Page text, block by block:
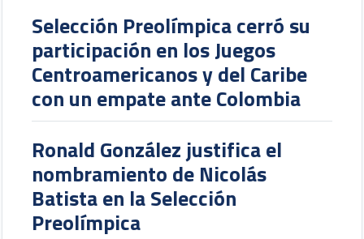
Selección Preolímpica cerró su
participación en los Juegos
Centroamericanos y del Caribe
con un empate ante Colombia
Ronald González justifica el
nombramiento de Nicolás
Batista en la Selección
Preolímpica